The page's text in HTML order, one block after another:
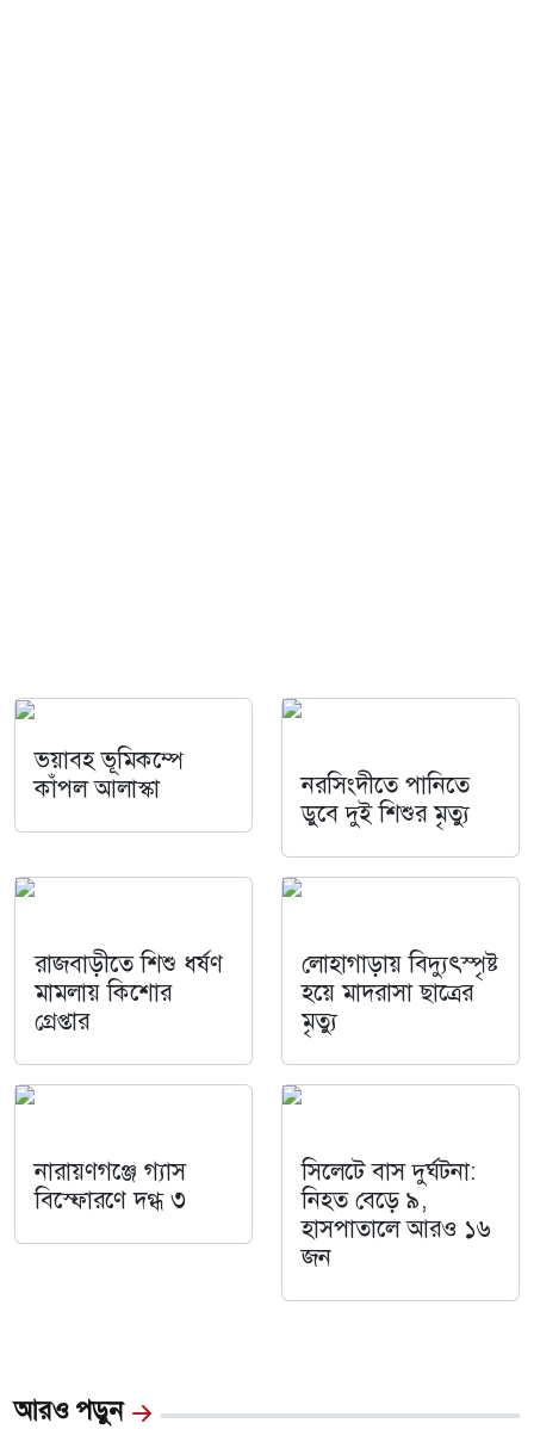
ভয়াবহ ভূমিকম্পে
কাঁপল আলাস্কা
নরসিংদীতে পানিতে
ডুবে দুই শিশুর মৃত্যু
রাজবাড়ীতে শিশু ধর্ষণ
মামলায় কিশোর
গ্রেপ্তার
লোহাগাড়ায় বিদ্যুৎস্পৃষ্ট
হয়ে মাদরাসা ছাত্রের
মৃত্যু
নারায়ণগঞ্জে গ্যাস
বিস্ফোরণে দগ্ধ ৩
সিলেটে বাস দুর্ঘটনা:
নিহত বেড়ে ৯,
হাসপাতালে আরও ১৬
জন
আরও পড়ুন